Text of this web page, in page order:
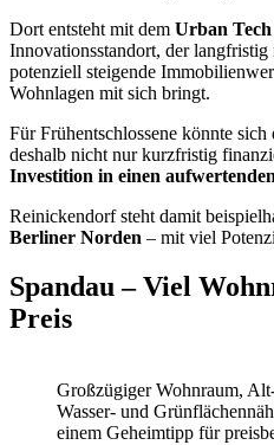
Dort entsteht mit dem Urban
Innovationsstandort, der
potenziell steigende
Wohnlagen mit sich bringt.
Für Frühentschlossene könnte
deshalb nicht nur kurzfristig
Investition in einen
Reinickendorf steht damit
Berliner Norden – mit viel
Spandau – Viel
Preis
Großzügiger Wohnraum,
Wasser- und
einem Geheimtipp für